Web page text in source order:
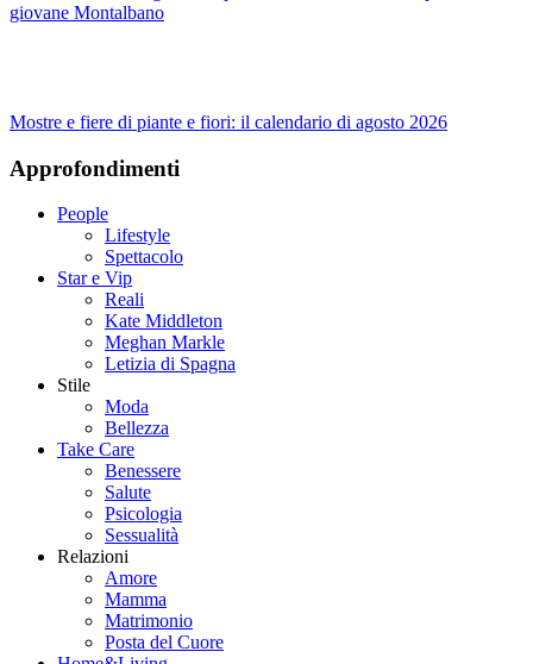
giovane Montalbano
Mostre e fiere di piante e fiori: il calendario di agosto 2026
Approfondimenti
People
Lifestyle
Spettacolo
Star e Vip
Reali
Kate Middleton
Meghan Markle
Letizia di Spagna
Stile
Moda
Bellezza
Take Care
Benessere
Salute
Psicologia
Sessualità
Relazioni
Amore
Mamma
Matrimonio
Posta del Cuore